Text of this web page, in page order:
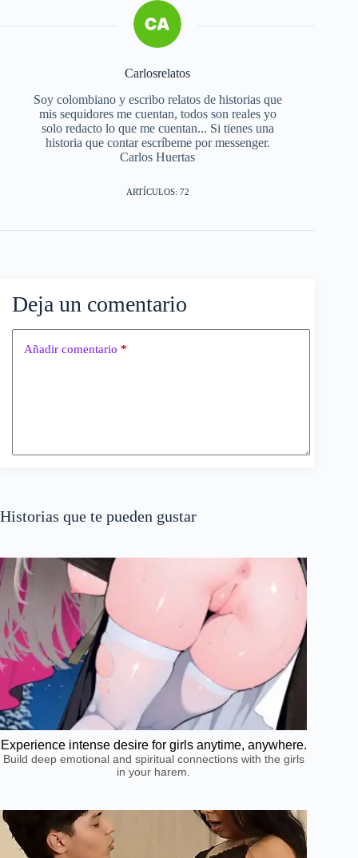
Carlosrelatos
Soy colombiano y escribo relatos de historias que
mis sequidores me cuentan, todos son reales yo
solo redacto lo que me cuentan... Si tienes una
historia que contar escríbeme por messenger.
Carlos Huertas
ARTÍCULOS: 72
Deja un comentario
Añadir comentario *
Historias que te pueden gustar
Experience intense desire for girls anytime, anywhere.
Build deep emotional and spiritual connections with the girls
in your harem.